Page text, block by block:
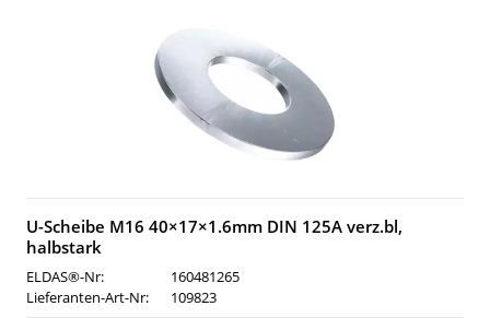
U-Scheibe M16 40×17×1.6mm DIN 125A verz.bl,
halbstark
ELDAS®-Nr:
160481265
Lieferanten-Art-Nr:
109823